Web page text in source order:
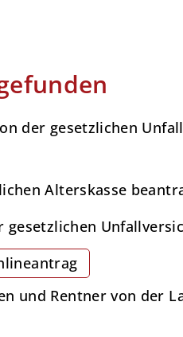
der gesetzlichen
Alterskasse
und Rentner von der